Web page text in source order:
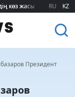
көз жасы:
көз жасы: RU KZ
Президент